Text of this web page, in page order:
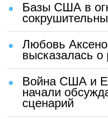
Базы США в
Любовь
высказалась о
Война США и
начали
сценарий